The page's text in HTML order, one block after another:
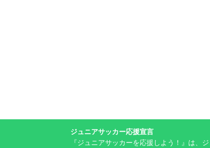
ジュニアサッカー応援宣言
『ジュニアサッカーを応援しよう！』は、